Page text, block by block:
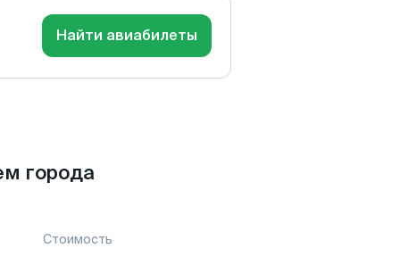
Найти авиабилеты
города
Стоимость